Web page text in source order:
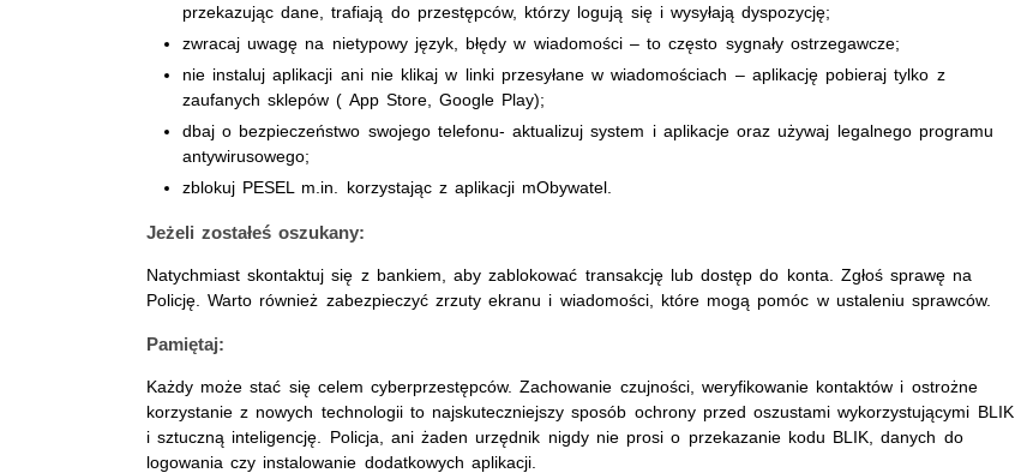
przekazując dane, trafiają do przestępców, którzy logują się i wysyłają dyspozycję;
zwracaj uwagę na nietypowy język, błędy w wiadomości – to często sygnały ostrzegawcze;
nie instaluj aplikacji ani nie klikaj w linki przesyłane w wiadomościach – aplikację pobieraj tylko z
zaufanych sklepów ( App Store, Google Play);
dbaj o bezpieczeństwo swojego telefonu- aktualizuj system i aplikacje oraz używaj legalnego programu
antywirusowego;
zblokuj PESEL m.in. korzystając z aplikacji mObywatel.
Jeżeli zostałeś oszukany:
Natychmiast skontaktuj się z bankiem, aby zablokować transakcję lub dostęp do konta. Zgłoś sprawę na
Policję. Warto również zabezpieczyć zrzuty ekranu i wiadomości, które mogą pomóc w ustaleniu sprawców.
Pamiętaj:
Każdy może stać się celem cyberprzestępców. Zachowanie czujności, weryfikowanie kontaktów i ostrożne
korzystanie z nowych technologii to najskuteczniejszy sposób ochrony przed oszustami wykorzystującymi BLIK
i sztuczną inteligencję. Policja, ani żaden urzędnik nigdy nie prosi o przekazanie kodu BLIK, danych do
logowania czy instalowanie dodatkowych aplikacji.